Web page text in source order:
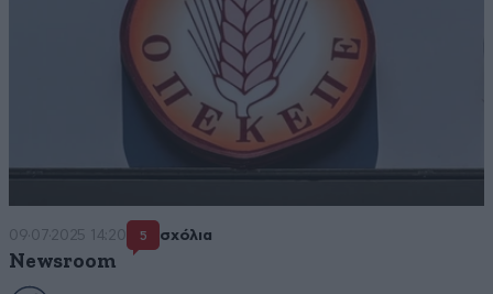
09·07·2025 14:20 5 σχόλια
Newsroom